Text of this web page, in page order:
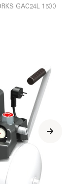
GAC24L 1500